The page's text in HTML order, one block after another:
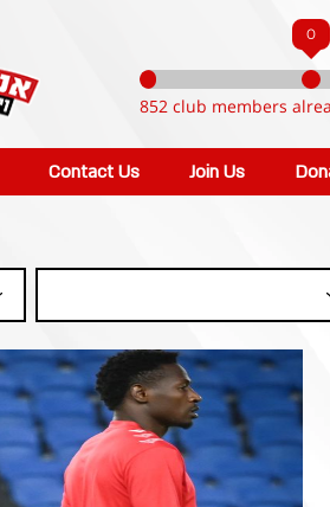
0
852 club members
Contact Us Join Us